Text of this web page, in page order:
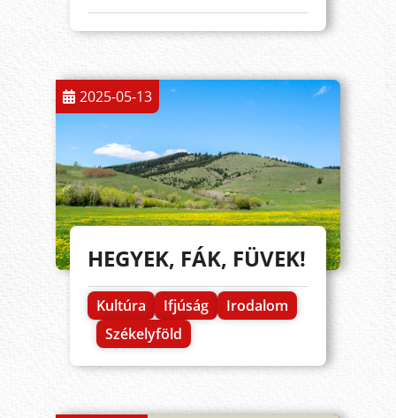
2025-05-13
HEGYEK, FÁK, FÜVEK!
Kultúra Ifjúság
Irodalom
Székelyföld